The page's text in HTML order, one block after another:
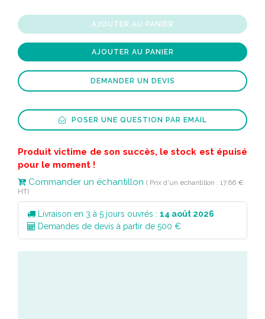
AJOUTER AU PANIER
AJOUTER AU PANIER
DEMANDER UN DEVIS
POSER UNE QUESTION PAR EMAIL
Produit victime de son succès, le stock est épuisé
pour le moment !
Commander un échantillon ( Prix d'un échantillon : 17,66 €
HT)
Livraison en 3 à 5 jours ouvrés : 14 août 2026
Demandes de devis à partir de 500 €